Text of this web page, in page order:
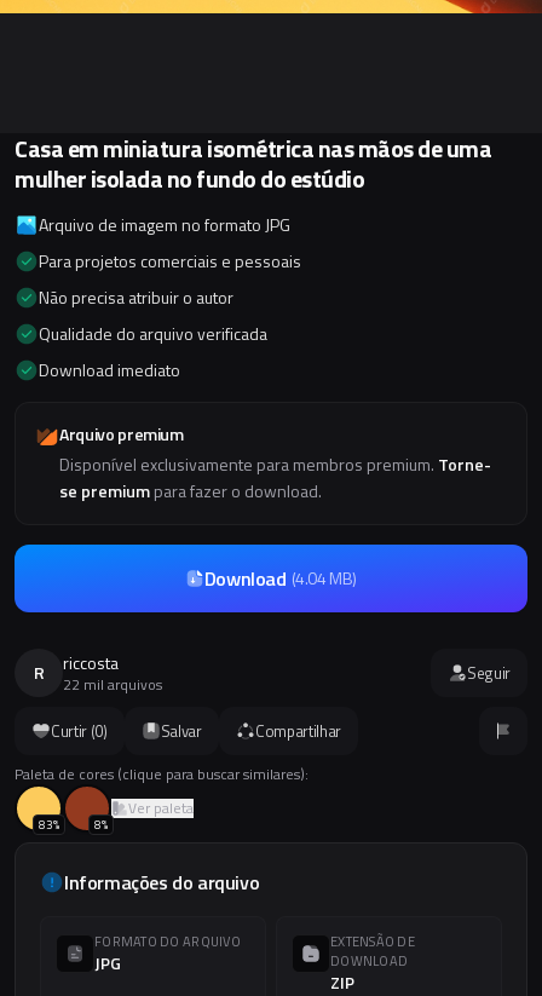
Curtir (0) Salvar Compartilhar
Paleta de cores (clique para buscar similares):
83% 8%
Ver paleta
Informações do arquivo
FORMATO DO ARQUIVO
JPG
EXTENSÃO DE
DOWNLOAD
ZIP
Casa em miniatura isométrica nas mãos de uma
mulher isolada no fundo do estúdio
Arquivo de imagem no formato JPG
Para projetos comerciais e pessoais
Não precisa atribuir o autor
Qualidade do arquivo verificada
Download imediato
Arquivo premium
Disponível exclusivamente para membros premium. Torne-
se premiumpara fazer o download.
Download (4.04 MB)
R riccosta
22 mil arquivos Seguir